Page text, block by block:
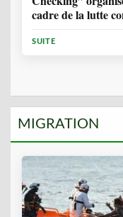
cadre de la lutte
SUITE
MIGRATION